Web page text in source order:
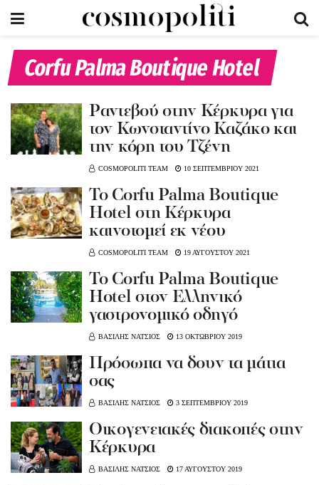
Corfu Palma Boutique Hotel
Ραντεβού στην Κέρκυρα για
τον Κωνσταντίνο Καζάκο και
την κόρη του Τζένη
COSMOPOLITI TEAM 10 ΣΕΠΤΕΜΒΡΙΟΥ 2021
Το Corfu Palma Boutique
Hotel στη Κέρκυρα
καινοτομεί εκ νέου
COSMOPOLITI TEAM 19 ΑΥΓΟΥΣΤΟΥ 2021
Το Corfu Palma Boutique
Hotel στον Ελληνικό
γαστρονομικό οδηγό
ΒΑΣΙΛΗΣ ΝΑΤΣΙΟΣ 13 ΟΚΤΩΒΡΙΟΥ 2019
Πρόσωπα να δουν τα μάτια
σας
ΒΑΣΙΛΗΣ ΝΑΤΣΙΟΣ 3 ΣΕΠΤΕΜΒΡΙΟΥ 2019
Oικογενειακές διακοπές στην
Κέρκυρα
ΒΑΣΙΛΗΣ ΝΑΤΣΙΟΣ 17 ΑΥΓΟΥΣΤΟΥ 2019